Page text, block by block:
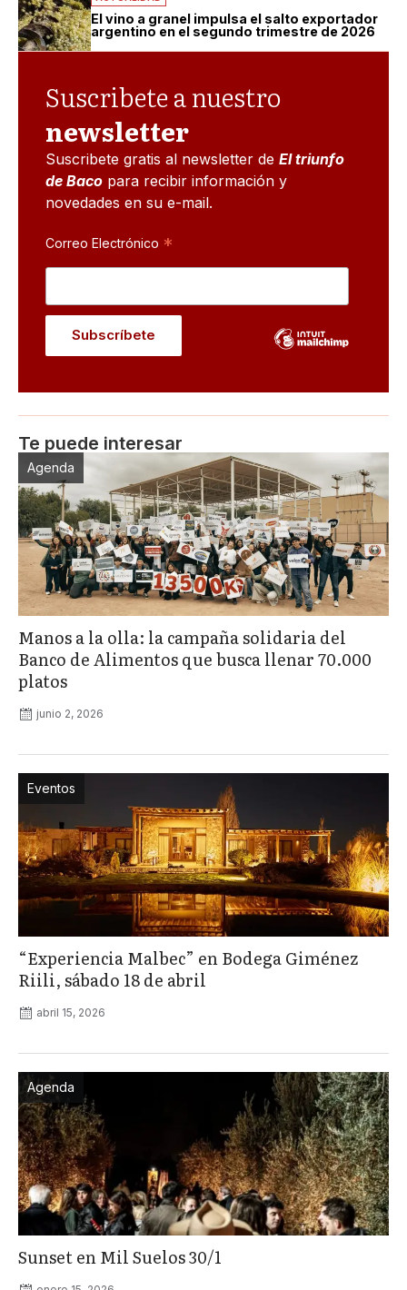
El vino a granel impulsa el salto exportador
argentino en el segundo trimestre de 2026
Suscribete a nuestro
newsletter
Suscribete gratis al newsletter de El triunfo
de Baco para recibir información y
novedades en su e-mail.
Correo Electrónico *
Te puede interesar
Agenda
Manos a la olla: la campaña solidaria del
Banco de Alimentos que busca llenar 70.000
platos
junio 2, 2026
Eventos
“Experiencia Malbec” en Bodega Giménez
Riili, sábado 18 de abril
abril 15, 2026
Agenda
Sunset en Mil Suelos 30/1